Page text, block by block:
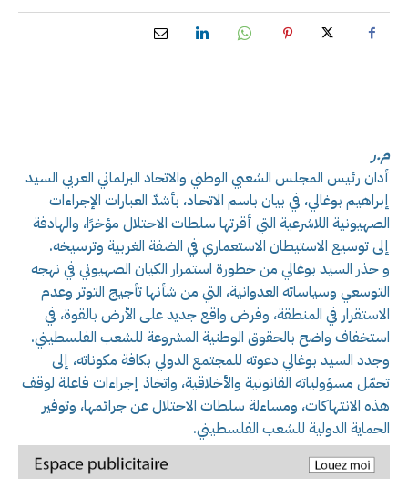
م.ر
أدان رئيس المجلس الشعبي الوطني والاتحاد البرلماني العربي السيد
إبراهيم بوغالي، في بيان باسم الاتحـاد، بأشدّ العبارات الإجراءات
الصهيونية اللاشرعية التي أقرتها سلطات الاحتلال مؤخرًا، والهادفة
إلى توسيع الاستيطان الاستعماري في الضفة الغربية وترسيخه.
و حذر السيد بوغالي من خطورة استمرار الكيان الصهيوني في نهجه
التوسعي وسياساته العدوانية، التي من شأنها تأجيج التوتر وعدم
الاستقرار في المنطقة، وفرض واقع جديد على الأرض بالقوة، في
استخفاف واضح بالحقوق الوطنية المشروعة للشعب الفلسطيني.
وجدد السيد بوغالي دعوته للمجتمع الدولي بكافة مكوناته، إلى
تحمّل مسؤولياته القانونية والأخلاقية، واتخاذ إجراءات فاعلة لوقف
هذه الانتهاكات، ومساءلة سلطات الاحتلال عن جرائمها، وتوفير
الحماية الدولية للشعب الفلسطيني.